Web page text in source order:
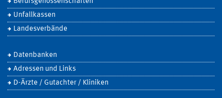
Unfallkassen
Landesverbände
Datenbanken
Adressen und Links
D-Ärzte / Gutachter / Kliniken